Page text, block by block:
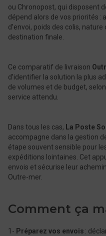
ou Chronopost, qui disposent
dépend alors de vos priorités :
d’envoi, poids des colis,
destination finale.
Ce comparatif de livraison
d’identifier la solution la plus
de volumes et de budget,
service attendu.
Dans tous les cas, La Poste
accompagne dans la gestion
étape souvent sensible pour
expéditions lointaines. Cet
envois et sécurise leur
Outre-mer.
Comment ça
1- Préparez vos envois :